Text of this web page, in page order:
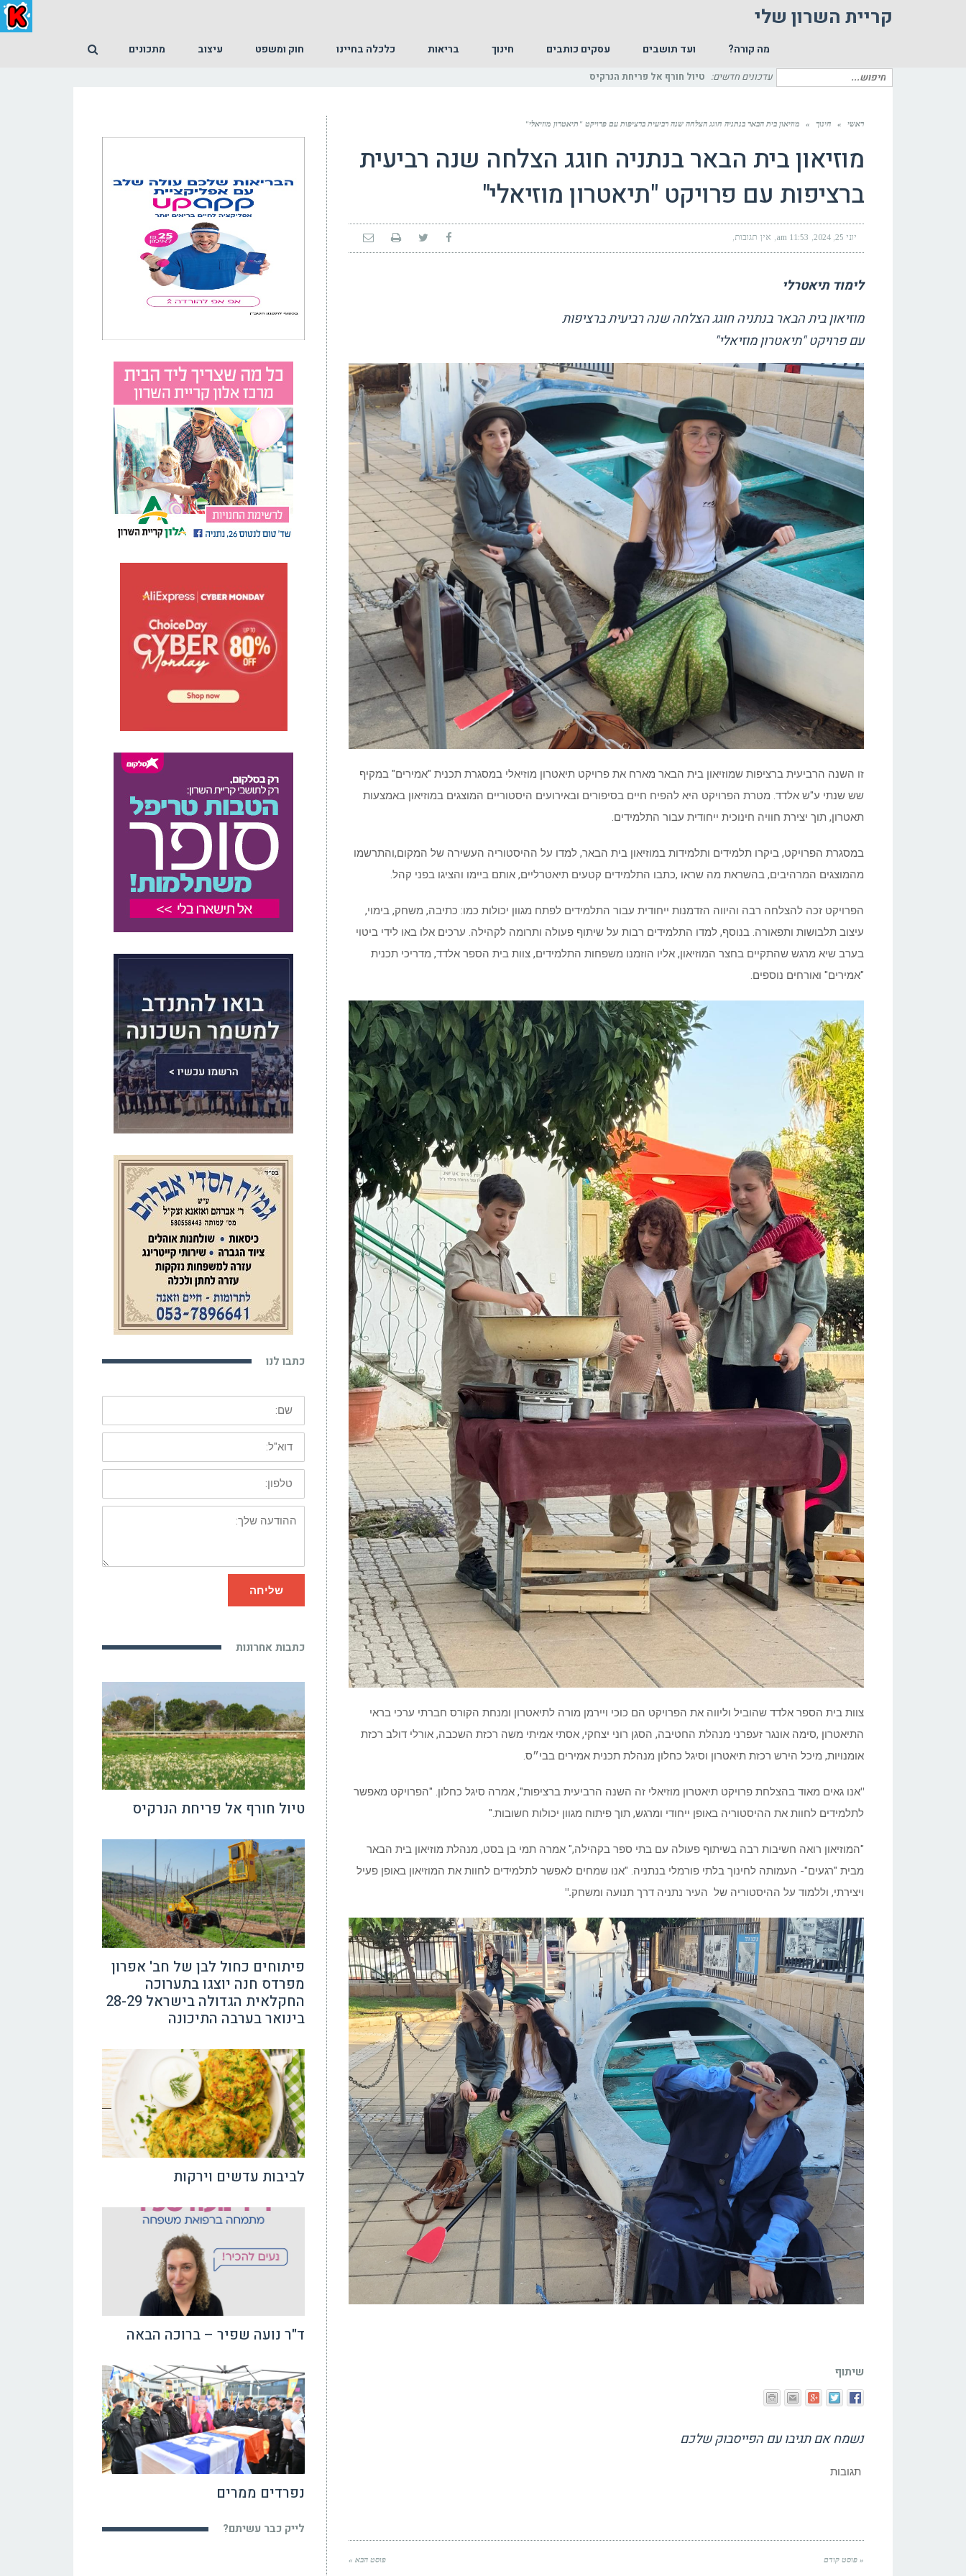
קריית השרון שלי
מה קורה? ועד תושבים עסקים כותבים חינוך בריאות כלכלה בחיינו חוק ומשפט עיצוב מתכונים
חיפוש
עדכונים חדשים: טיול חורף אל פריחת הנרקיס
ראשי » חינוך » מוזיאון בית הבאר בנתניה חוגג הצלחה שנה רביעית ברציפות עם פרויקט "תיאטרון מוזיאלי"
מוזיאון בית הבאר בנתניה חוגג הצלחה שנה רביעית
ברציפות עם פרויקט "תיאטרון מוזיאלי"
יוני 25, 2024 11:53 am אין תגובות
לימוד תיאטרלי
מוזיאון בית הבאר בנתניה חוגג הצלחה שנה רביעית ברציפות
עם פרויקט "תיאטרון מוזיאלי"
זו השנה הרביעית ברציפות שמוזיאון בית הבאר מארח את פרויקט תיאטרון מוזיאלי במסגרת תכנית "אמירים" במקיף
שש שנתי ע"ש אלדד. מטרת הפרויקט היא להפיח חיים בסיפורים ובאירועים היסטוריים המוצגים במוזיאון באמצעות
תאטרון, תוך יצירת חוויה חינוכית ייחודית עבור התלמידים.
במסגרת הפרויקט, ביקרו תלמידים ותלמידות במוזיאון בית הבאר, למדו על ההיסטוריה העשירה של המקום,והתרשמו
מהמוצגים המרהיבים, בהשראת מה שראו ,כתבו התלמידים קטעים תיאטרליים, אותם ביימו והציגו בפני קהל.
הפרויקט זכה להצלחה רבה והיווה הזדמנות ייחודית עבור התלמידים לפתח מגוון יכולות כמו: כתיבה, משחק, בימוי,
עיצוב תלבושות ותפאורה. בנוסף, למדו התלמידים רבות על שיתוף פעולה ותרומה לקהילה. ערכים אלו באו לידי ביטוי
בערב שיא מרגש שהתקיים בחצר המוזיאון, אליו הוזמנו משפחות התלמידים, צוות בית הספר אלדד, מדריכי תכנית
"אמירים" ואורחים נוספים.
צוות בית הספר אלדד שהוביל וליווה את הפרויקט הם כוכי ויירמן מורה לתיאטרון ומנחת הקורס חברתי ערכי בראי
התיאטרון ,סימה אונגר זעפרני מנהלת החטיבה, הסגן רוני יצחקי, אסתי אמיתי משה רכזת השכבה, אורלי דולב רכזת
אומנויות, מיכל הירש רכזת תיאטרון וסיגל כחלון מנהלת תכנית אמירים בבי״ס.
"אנו גאים מאוד בהצלחת פרויקט תיאטרון מוזיאלי זה השנה הרביעית ברציפות", אמרה סיגל כחלון. "הפרויקט מאפשר
לתלמידים לחוות את ההיסטוריה באופן ייחודי ומרגש, תוך פיתוח מגוון יכולות חשובות."
"המוזיאון רואה חשיבות רבה בשיתוף פעולה עם בתי ספר בקהילה," אמרה תמי בן בסט, מנהלת מוזיאון בית הבאר
מבית "רגעים"- העמותה לחינוך בלתי פורמלי בנתניה. "אנו שמחים לאפשר לתלמידים לחוות את המוזיאון באופן פעיל
ויצירתי, וללמוד על ההיסטוריה של העיר נתניה דרך תנועה ומשחק."
שיתוף
נשמח אם תגיבו עם הפייסבוק שלכם
תגובות
« פוסט קודם פוסט הבא »
כתבו לנו
שם:
דוא"ל:
טלפון:
ההודעה
שלך:
שליחה
כתבות אחרונות
טיול חורף אל פריחת הנרקיס
פיתוחים כחול לבן של חב' אפרון
מפרדס חנה יוצגו בתערוכה
החקלאית הגדולה בישראל 28-29
בינואר בערבה התיכונה
לביבות עדשים וירקות
ד"ר נועה שפיר – ברוכה הבאה
נפרדים ממרים
לייק כבר עשיתם?